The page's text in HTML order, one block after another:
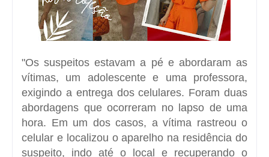
"Os suspeitos estavam a pé e abordaram as
vítimas, um adolescente e uma professora,
exigindo a entrega dos celulares. Foram duas
abordagens que ocorreram no lapso de uma
hora. Em um dos casos, a vítima rastreou o
celular e localizou o aparelho na residência do
suspeito, indo até o local e recuperando o